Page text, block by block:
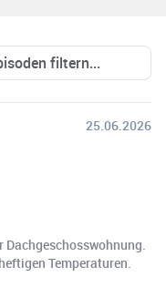
25.06.2026
Dachgeschosswohnung.
Temperaturen.